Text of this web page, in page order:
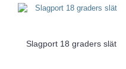
Slagport 18 graders slät